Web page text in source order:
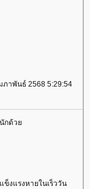
ภาพันธ์ 2568 5:29:54
นักด้ว
งแรงหายในเร็ววัน